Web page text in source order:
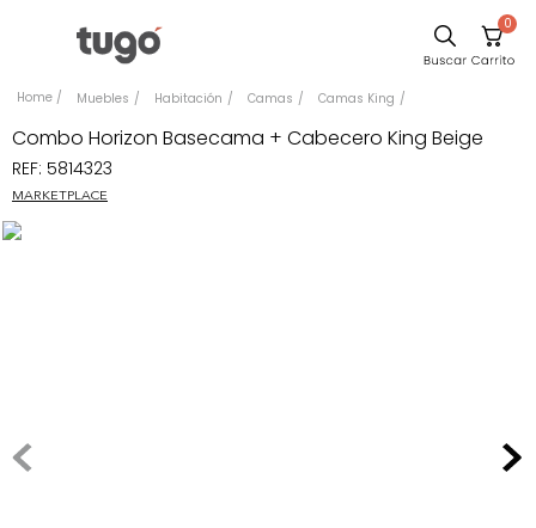
0
Muebles Habitación Camas Camas King
Combo Horizon Basecama + Cabecero King Beige
REF: 5814323
MARKETPLACE
Comedor
Escritorio